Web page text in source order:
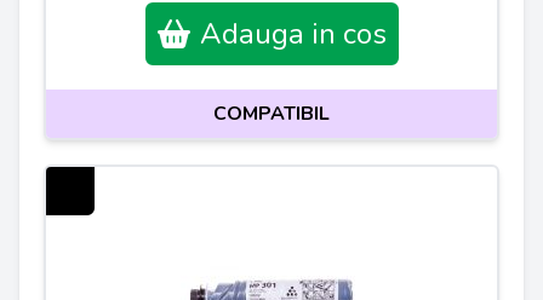
Adauga in cos
COMPATIBIL